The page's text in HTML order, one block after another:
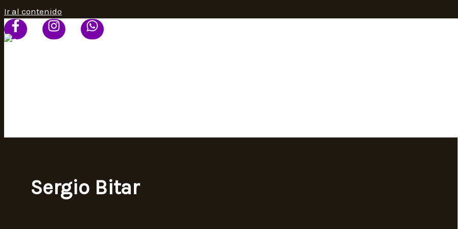
Ir al contenido
Sergio Bitar